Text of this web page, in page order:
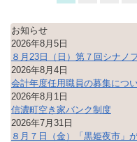
お知らせ
2026年8月5日
８月23日（日）第７回シナノ
2026年8月4日
会計年度任用職員の募集につ
2026年8月1日
信濃町空き家バンク制度
2026年7月31日
８月７日（金）「黒姫夜市」